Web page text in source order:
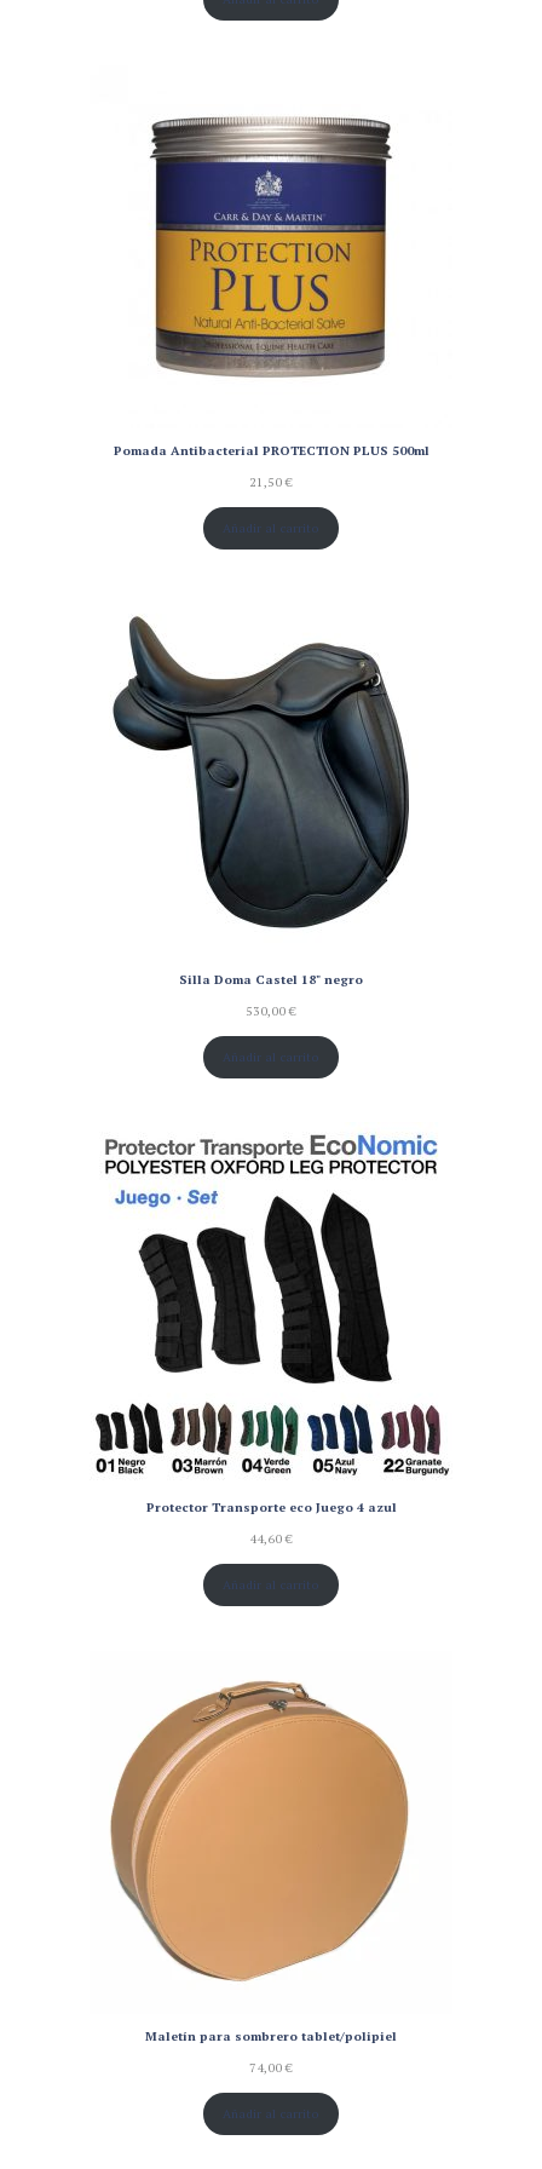
Pomada Antibacterial PROTECTION PLUS 500ml
21,50€
Añadir al carrito
Silla Doma Castel 18" negro
530,00€
Añadir al carrito
Protector Transporte eco Juego 4 azul
44,60€
Añadir al carrito
Maletín para sombrero tablet/polipiel
74,00€
Añadir al carrito